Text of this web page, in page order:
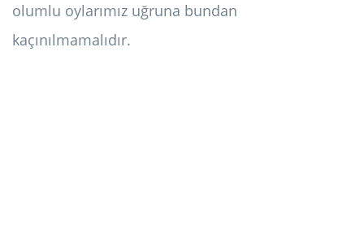
olumlu oylarımız uğruna bundan
kaçınılmamalıdır.